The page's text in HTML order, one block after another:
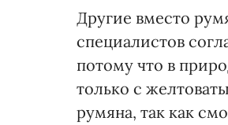
Другие вместо
специалистов
потому что в
только с
румяна, так как